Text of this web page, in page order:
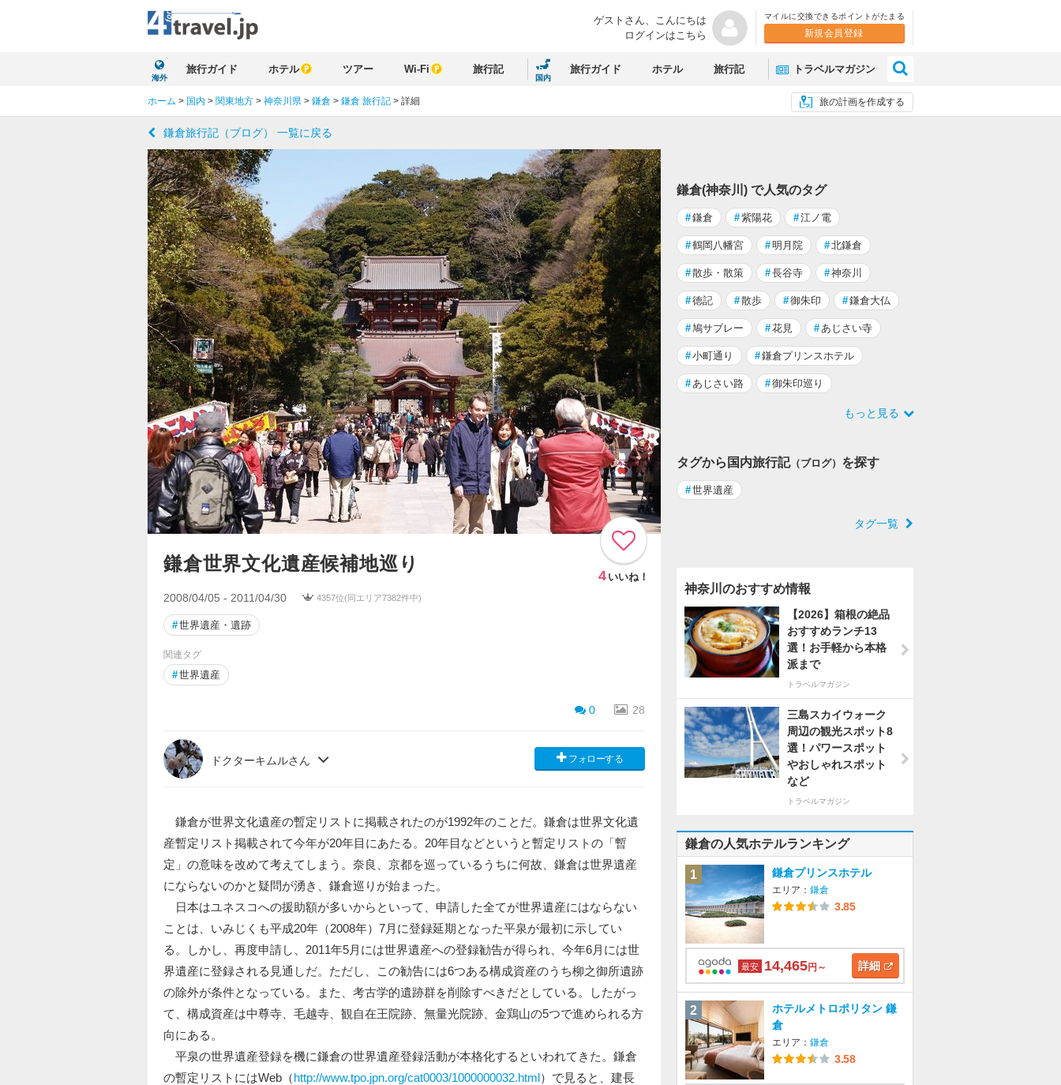
ゲストさん、 こんにちは
ログインはこちら
マイルに交換できるポイントがたまる
新規会員登録
海外
旅行ガイド ホテル ツアー Wi-Fi 旅行記
国内
旅行ガイド ホテル 旅行記 トラベルマガジン
旅の計画を作成する
ホーム > 国内 > 関東地方 > 神奈川県 > 鎌倉 > 鎌倉 旅行記 > 詳細
鎌倉旅行記（ブログ） 一覧に戻る
鎌倉世界文化遺産候補地巡り
4 いいね！
2008/04/05 - 2011/04/30 4357位(同エリア7382件中)
#世界遺産・遺跡
関連タグ
#世界遺産
0 28
ドクターキムルさん フォローする
鎌倉が世界文化遺産の暫定リストに掲載されたのが1992年のことだ。鎌倉は世界文化遺
産暫定リスト掲載されて今年が20年目にあたる。20年目などというと暫定リストの「暫
定」の意味を改めて考えてしまう。奈良、京都を巡っているうちに何故、鎌倉は世界遺産
にならないのかと疑問が湧き、鎌倉巡りが始まった。
日本はユネスコへの援助額が多いからといって、申請した全てが世界遺産にはならない
ことは、いみじくも平成20年（2008年）7月に登録延期となった平泉が最初に示してい
る。しかし、再度申請し、2011年5月には世界遺産への登録勧告が得られ、今年6月には世
界遺産に登録される見通しだ。ただし、この勧告には6つある構成資産のうち柳之御所遺跡
の除外が条件となっている。また、考古学的遺跡群を削除すべきだとしている。したがっ
て、構成資産は中尊寺、毛越寺、観自在王院跡、無量光院跡、金鶏山の5つで進められる方
向にある。
平泉の世界遺産登録を機に鎌倉の世界遺産登録活動が本格化するといわれてきた。鎌倉
の暫定リストにはWeb（http://www.tpo.jpn.org/cat0003/1000000032.html）で見ると、建長
鎌倉(神奈川) で人気のタグ
#鎌倉 #紫陽花 #江ノ電
#鶴岡八幡宮 #明月院 #北鎌倉
#散歩・散策 #長谷寺 #神奈川
#徳記 #散歩 #御朱印 #鎌倉大仏
#鳩サブレー #花見 #あじさい寺
#小町通り #鎌倉プリンスホテル
#あじさい路 #御朱印巡り
もっと見る
タグから国内旅行記（ブログ） を探す
#世界遺産
タグ一覧
神奈川のおすすめ情報
【2026】箱根の絶品
おすすめランチ13
選！お手軽から本格
派まで
トラベルマガジン
三島スカイウォーク
周辺の観光スポット8
選！パワースポット
やおしゃれスポット
など
トラベルマガジン
鎌倉の人気ホテルランキング
1 鎌倉プリンスホテル
エリア： 鎌倉
3.85
最安 14,465円～ 詳細
2
ホテルメトロポリタン 鎌
倉
エリア： 鎌倉
3.58